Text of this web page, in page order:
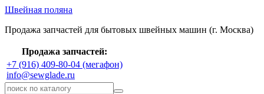
Швейная поляна
Продажа запчастей для бытовых швейных машин (г. Москва)
Продажа запчастей:
+7 (916) 409-80-04 (мегафон)
info@sewglade.ru